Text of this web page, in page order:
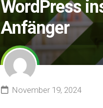
WordPress
Anfänger
November 19, 2024